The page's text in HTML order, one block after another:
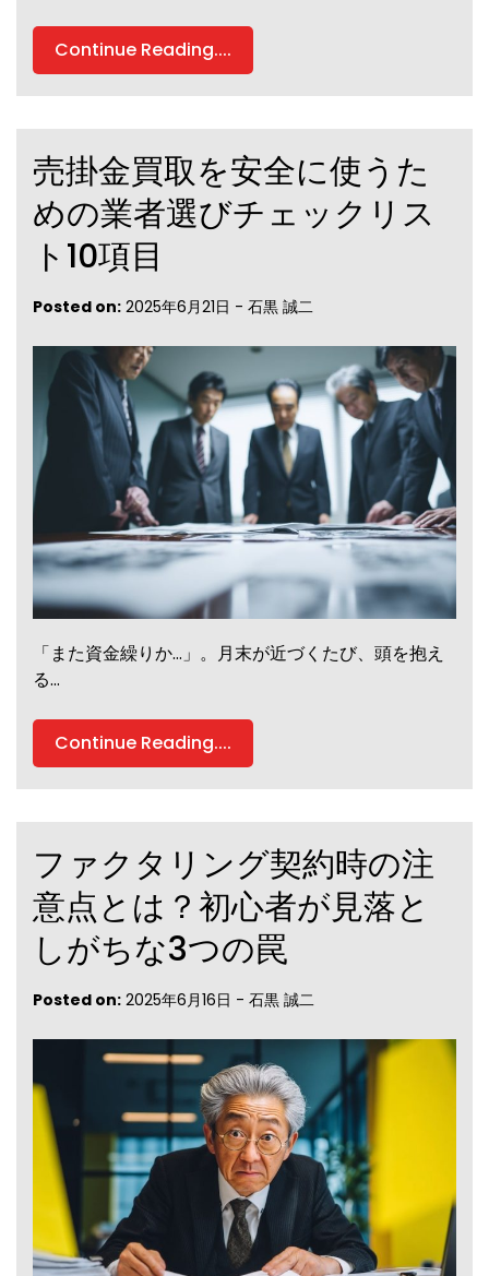
Continue Reading....
売掛金買取を安全に使うた
めの業者選びチェックリス
ト10項目
Posted on: 2025年6月21日 - 石黒 誠二
「また資金繰りか…」。月末が近づくたび、頭を抱え
る…
Continue Reading....
ファクタリング契約時の注
意点とは？初心者が見落と
しがちな3つの罠
Posted on: 2025年6月16日 - 石黒 誠二